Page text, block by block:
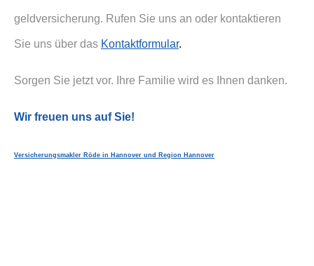
geldversicherung. Rufen Sie uns an oder kontaktieren
Sie uns über das Kontaktformular.
Sorgen Sie jetzt vor. Ihre Familie wird es Ihnen danken.
Wir freuen uns auf Sie!
Ver­sicherungs­makler Röde in Hannover und Region Hannover